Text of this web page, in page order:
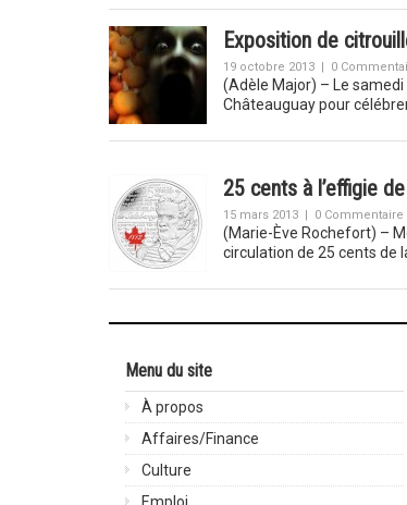
Exposition de
19 octobre 2013 | 0
(Adèle Major) – Le
Châteauguay pour
25 cents à l’effigie
15 mars 2013 | 0 Commentaire
(Marie-Ève Rochefort) –
circulation de 25 cents de
Menu du site
À propos
Affaires/Finance
Culture